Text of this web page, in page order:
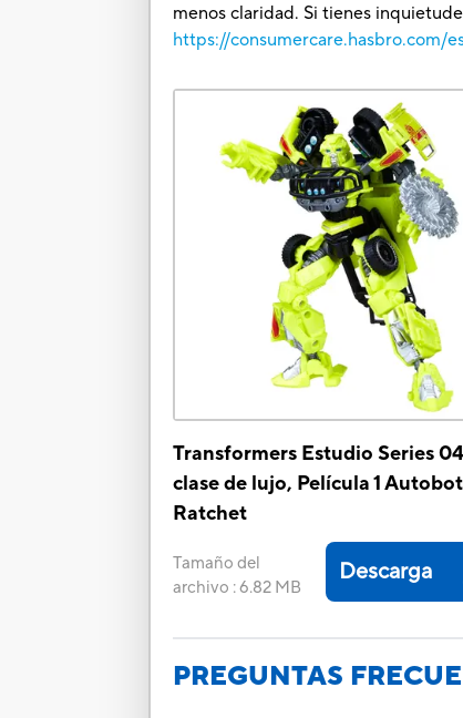
menos claridad. Si tienes
https://consumercare.hasbro.com/
Transformers Estudio Series
clase de lujo, Película 1 Autobot
Ratchet
Tamaño del
archivo :6.82 MB
Descarga
PREGUNTAS